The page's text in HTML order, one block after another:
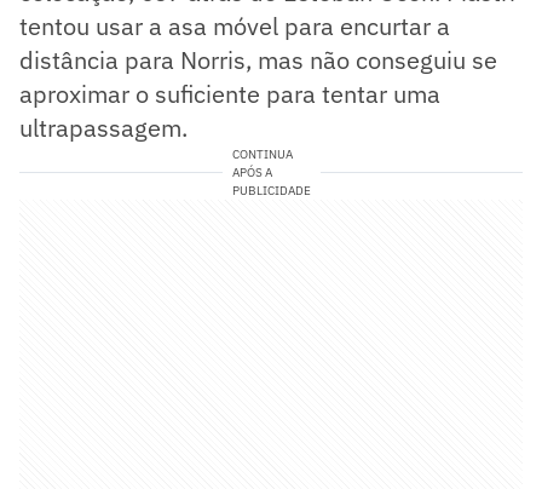
tentou usar a asa móvel para encurtar a
distância para Norris, mas não conseguiu se
aproximar o suficiente para tentar uma
ultrapassagem.
CONTINUA
APÓS A
PUBLICIDADE